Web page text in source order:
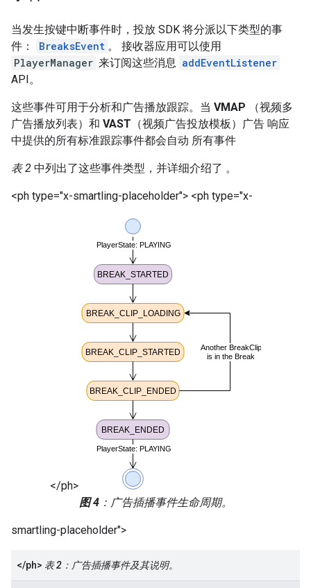
当发生按键中断事件时，投放 SDK 将分派以下类型的事
件：
BreaksEvent 。 接收器应用可以使用
PlayerManager 来订阅这些消息 addEventListener
API。
这些事件可用于分析和广告播放跟踪。当 VMAP （视频多
广告播放列表）和 VAST （视频广告投放模板）广告 响应
中提供的所有标准跟踪事件都会自动 所有事件
表 2 中列出了这些事件类型，并详细介绍了 。
<ph type="x-smartling-placeholder">
</ph>
图 4：广告插播事件生命周期。
<ph type="x-
smartling-placeholder">
</ph> 表 2：广告插播事件及其说明。